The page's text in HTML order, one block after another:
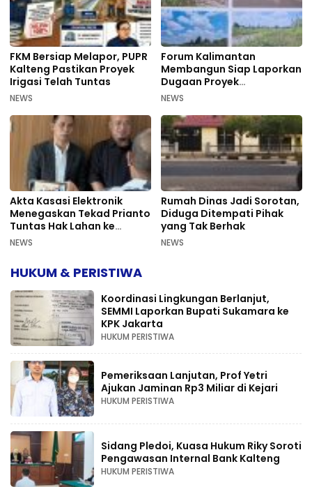
FKM Bersiap Melapor, PUPR
Kalteng Pastikan Proyek
Irigasi Telah Tuntas
NEWS
Forum Kalimantan
Membangun Siap Laporkan
Dugaan Proyek
Bermasalah PUPR Kalteng
NEWS
Akta Kasasi Elektronik
Menegaskan Tekad Prianto
Tuntas Hak Lahan ke
Mahkamah Agung
NEWS
Rumah Dinas Jadi Sorotan,
Diduga Ditempati Pihak
yang Tak Berhak
NEWS
HUKUM & PERISTIWA
Koordinasi Lingkungan Berlanjut,
SEMMI Laporkan Bupati Sukamara ke
KPK Jakarta
HUKUM PERISTIWA
Pemeriksaan Lanjutan, Prof Yetri
Ajukan Jaminan Rp3 Miliar di Kejari
HUKUM PERISTIWA
Sidang Pledoi, Kuasa Hukum Riky Soroti
Pengawasan Internal Bank Kalteng
HUKUM PERISTIWA